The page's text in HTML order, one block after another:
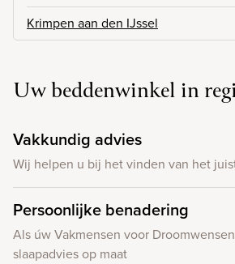
Krimpen aan den IJssel
Uw beddenwinkel in
Vakkundig advies
Wij helpen u bij het vinden van het
Persoonlijke benadering
Als úw Vakmensen voor
slaapadvies op maat